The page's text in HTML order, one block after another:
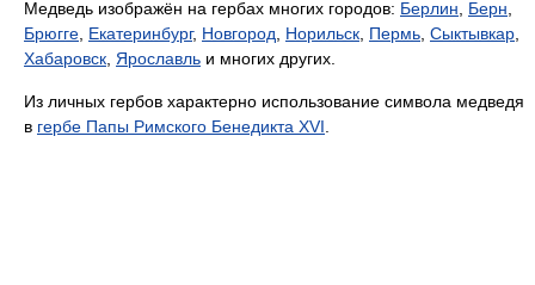
Медведь изображён на гербах многих городов: Берлин Берн
Брюгге Екатеринбург, Новгород Норильск Пермь Сыктывкар
Хабаровск Ярославль и многих других.
Из личных гербов характерно использование символа медведя
в гербе Папы Римского Бенедикта XVI